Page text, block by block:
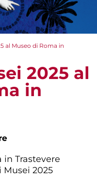
al Museo di Roma in
2025 al
in
in Trastevere
2025